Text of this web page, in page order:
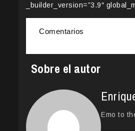
_builder_version=”3.9″
Comentarios
Sobre el autor
Emo to